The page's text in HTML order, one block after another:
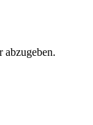
abzugeben.